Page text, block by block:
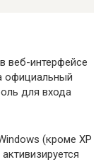
веб-интерфейсе
официальный
для входа
(кроме XP